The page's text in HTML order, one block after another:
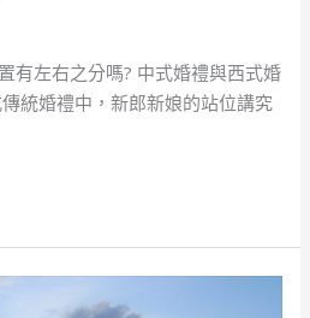
有左右之分嗎? 中式婚禮與西式婚
統婚禮中，新郎新娘的站位講究